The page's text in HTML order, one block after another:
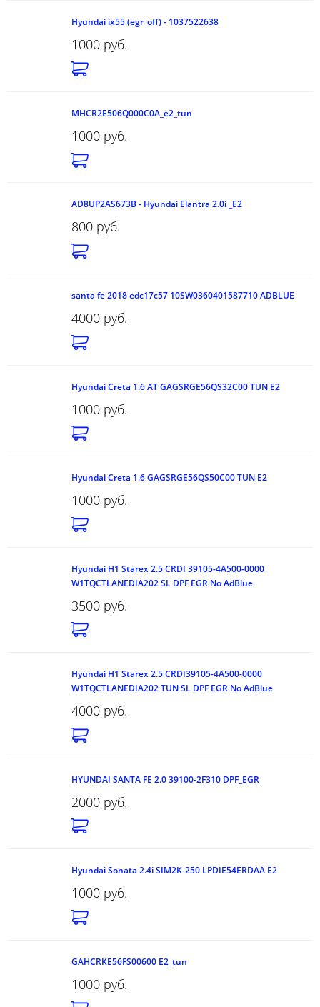
Hyundai ix55 (egr_off) - 1037522638
1000 руб.
MHCR2E506Q000C0A_е2_tun
1000 руб.
AD8UP2AS673B - Hyundai Elantra 2.0i _E2
800 руб.
santa fe 2018 edc17c57 10SW0360401587710 ADBLUE
4000 руб.
Hyundai Creta 1.6 AT GAGSRGE56QS32C00 TUN E2
1000 руб.
Hyundai Creta 1.6 GAGSRGE56QS50C00 TUN E2
1000 руб.
Hyundai H1 Starex 2.5 CRDI 39105-4A500-0000
W1TQCTLANEDIA202 SL DPF EGR No AdBlue
3500 руб.
Hyundai H1 Starex 2.5 CRDI39105-4A500-0000
W1TQCTLANEDIA202 TUN SL DPF EGR No AdBlue
4000 руб.
HYUNDAI SANTA FE 2.0 39100-2F310 DPF_EGR
2000 руб.
Hyundai Sonata 2.4i SIM2K-250 LPDIE54ERDAA E2
1000 руб.
GAHCRKE56FS00600 E2_tun
1000 руб.